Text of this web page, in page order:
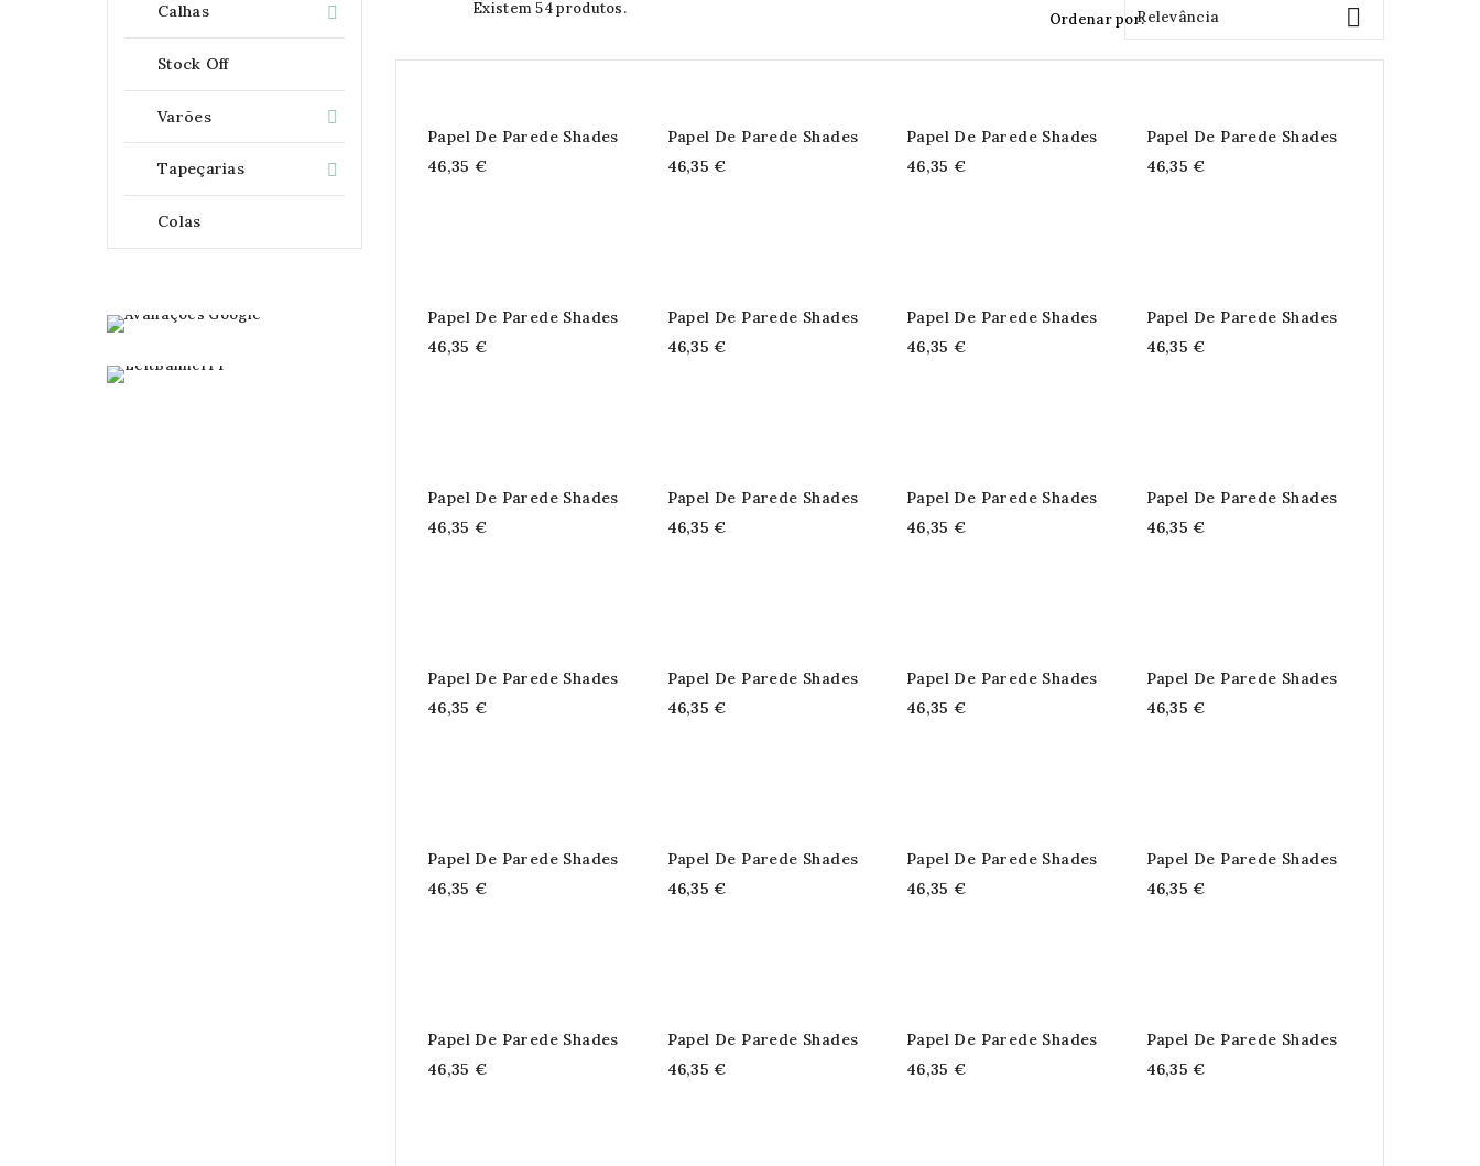

Calhas
Stock Off

Varões

Tapeçarias
Colas
Existem 54 produtos.
Ordenar por:Relevância 
Papel De Parede Shades
46,35 €
Papel De Parede Shades
46,35 €
Papel De Parede Shades
46,35 €
Papel De Parede Shades
46,35 €
Papel De Parede Shades
46,35 €
Papel De Parede Shades
46,35 €
Papel De Parede Shades
46,35 €
Papel De Parede Shades
46,35 €
Papel De Parede Shades
46,35 €
Papel De Parede Shades
46,35 €
Papel De Parede Shades
46,35 €
Papel De Parede Shades
46,35 €
Papel De Parede Shades
46,35 €
Papel De Parede Shades
46,35 €
Papel De Parede Shades
46,35 €
Papel De Parede Shades
46,35 €
Papel De Parede Shades
46,35 €
Papel De Parede Shades
46,35 €
Papel De Parede Shades
46,35 €
Papel De Parede Shades
46,35 €
Papel De Parede Shades
46,35 €
Papel De Parede Shades
46,35 €
Papel De Parede Shades
46,35 €
Papel De Parede Shades
46,35 €